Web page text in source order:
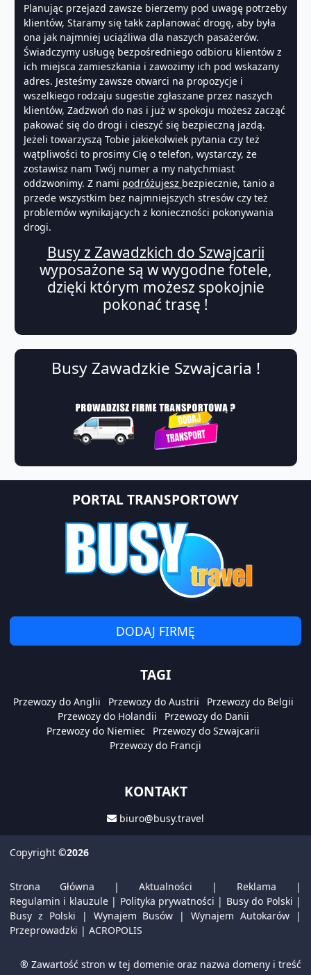
Planując przejazd zawsze bierzemy pod uwagę potrzeby
klientów, Staramy się takk zaplanować drogę, aby była
ona jak najmniej uciążliwa dla naszych pasażerów.
Świadczymy usługę bezpośredniego odbioru klientów z
ich miejsca zamieszkania i zawozimy ich pod wskazany
adres. Jesteśmy zawsze otwarci na propozycje i
wszelkiego rodzaju sugestie zgłaszane przez naszych
klientów, Zadzwoń do nas i już w spokoju możesz zacząć
pakować się do drogi i cieszyć się bezpieczną jazdą.
Jeżeli towarzyszą Tobie jakiekolwiek pytania czy też
wątpliwości to prosimy Cię o telefon, wystarczy, że
zostawisz nam Twój numer a my natychmiast
oddzwonimy. Z nami podróżujesz bezpiecznie, tanio a
przede wszystkim bez najmniejszych stresów czy też
problemów wynikających z konieczności pokonywania
drogi.
Busy z Zawadzkich do Szwajcarii
wyposażone są w wygodne fotele,
dzięki którym możesz spokojnie
pokonać trasę !
Busy Zawadzkie Szwajcaria !
PORTAL TRANSPORTOWY
DODAJ FIRMĘ
TAGI
Przewozy do Anglii Przewozy do Austrii
Przewozy do Belgii
Przewozy do Holandii
Przewozy do Danii
Przewozy do Niemiec
Przewozy do Szwajcarii
Przewozy do Francji
KONTAKT
biuro@busy.travel
Copyright ©2026
Strona Główna | Aktualności | Reklama |
Regulamin i klauzule| Polityka prywatności | Busy do Polski |
Busy z Polski | Wynajem Busów |Wynajem Autokarów |
Przeprowadzki | ACROPOLIS
® Zawartość stron w tej domenie oraz nazwa domeny i treść